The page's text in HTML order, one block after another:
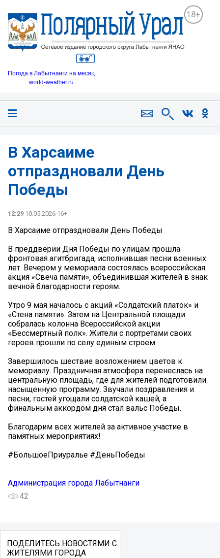
18+
Погода в Лабытнанги на месяц
world-weather.ru
В Харсаиме
отпраздновали День
Победы
12:29 10.05.2026 16+
В Харсаиме отпраздновали День Победы
В преддверии Дня Победы по улицам прошла
фронтовая агитбригада, исполнившая песни военных
лет. Вечером у мемориала состоялась всероссийская
акция «Свеча памяти», объединившая жителей в знак
вечной благодарности героям.
Утро 9 мая началось с акций «Солдатский платок» и
«Стена памяти». Затем на Центральной площади
собралась колонна Всероссийской акции
«Бессмертный полк». Жители с портретами своих
героев прошли по селу единым строем.
Завершилось шествие возложением цветов к
мемориалу. Праздничная атмосфера перенеслась на
центральную площадь, где для жителей подготовили
насыщенную программу. Звучали поздравления и
песни, гостей угощали солдатской кашей, а
финальным аккордом дня стал вальс Победы.
Благодарим всех жителей за активное участие в
памятных мероприятиях!
#БольшоеПриуралье #ДеньПобеды
Администрация города Лабытнанги
42
ПОДЕЛИТЕСЬ НОВОСТЯМИ С
ЖИТЕЛЯМИ ГОРОДА